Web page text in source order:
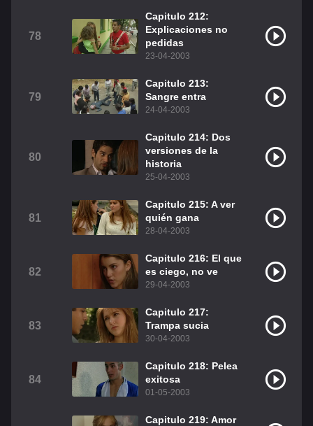
78
Capitulo 212:
Explicaciones no
pedidas
23-04-2003
79
Capitulo 213:
Sangre entra
24-04-2003
80
Capitulo 214: Dos
versiones de la
historia
25-04-2003
81
Capitulo 215: A ver
quién gana
28-04-2003
82
Capitulo 216: El que
es ciego, no ve
29-04-2003
83
Capitulo 217:
Trampa sucia
30-04-2003
84
Capitulo 218: Pelea
exitosa
01-05-2003
Capitulo 219: Amor